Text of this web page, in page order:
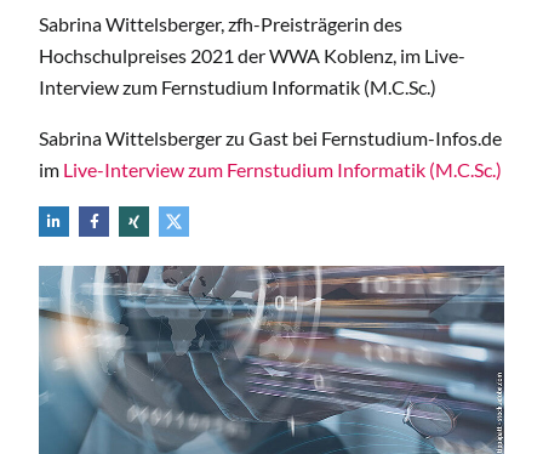
Sabrina Wittelsberger, zfh-Preisträgerin des
Hochschulpreises 2021 der WWA Koblenz, im Live-
Interview zum Fernstudium Informatik (M.C.Sc.)
Sabrina Wittelsberger zu Gast bei Fernstudium-Infos.de
im Live-Interview zum Fernstudium Informatik (M.C.Sc.)